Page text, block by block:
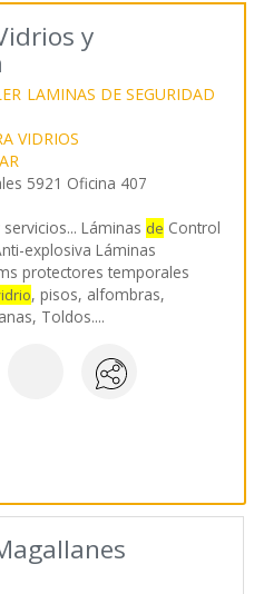
y
LAMINAS DE SEGURIDAD
VIDRIOS
5921 Oficina 407
Láminas de Control
explosiva Láminas
protectores temporales
, pisos, alfombras,
Toldos....